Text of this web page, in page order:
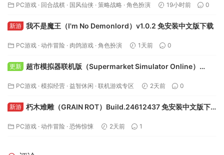
PC游戏 · 回合战棋 · 国风仙侠 · 策略战略 · 角色扮演 19小时前 0
新游 我不是魔王（I'm No Demonlord）v1.0.2 免安装中文版下载
PC游戏 · 动作冒险 · 肉鸽游戏 · 角色扮演 1天前 0
更新
超市模拟器联机版（Supermarket Simulator Online）
PC游戏 · 模拟经营 · 益智休闲 · 联机游戏专区 2天前 0
新游 朽木难雕（GRAIN ROT）Build.24612437 免安装中文版下
PC游戏 · 动作冒险 · 恐怖惊悚 2天前 1